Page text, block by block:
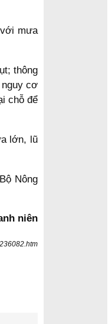
mưa
thông
cơ
chỗ để
lớn, lũ
Nông
niên